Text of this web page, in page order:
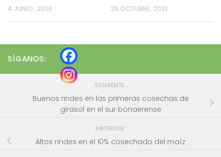
4 JUNIO, 2020 25 OCTUBRE, 2021
SÍGANOS:
SIGUIENTE
Buenos rindes en las primeras cosechas de
girasol en el sur bonaerense
ANTERIOR
Altos rindes en el 10% cosechado del maíz